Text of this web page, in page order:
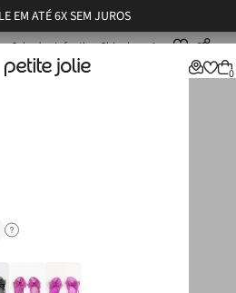
EM ATÉ 6X SEM JUROS
0
Calçados Infantis Chinelos Chinelo Infantil Petite Jolie Lucky Glitter Prata PJ4533IN
Lucky Glitter Prata